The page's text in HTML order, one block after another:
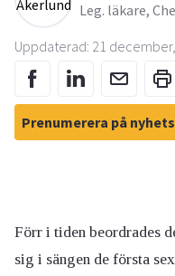
Leg. läkare,
Uppdaterad: 21
Prenumerera på
Förr i tiden beordrades
sig i sängen de första